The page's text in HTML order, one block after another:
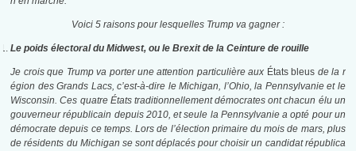
Voici 5 raisons pour lesquelles Trump va gagner :
Le poids électoral du Midwest, ou le Brexit de la Ceinture de rouille
Je crois que Trump va porter une attention particulière aux États bleus de la r
égion des Grands Lacs, c’est-à-dire le Michigan, l’Ohio, la Pennsylvanie et le
Wisconsin. Ces quatre États traditionnellement démocrates ont chacun élu un
gouverneur républicain depuis 2010, et seule la Pennsylvanie a opté pour un
démocrate depuis ce temps. Lors de l’élection primaire du mois de mars, plus
de résidents du Michigan se sont déplacés pour choisir un candidat républica